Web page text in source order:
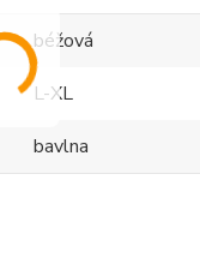
béžová
L-XL
bavlna